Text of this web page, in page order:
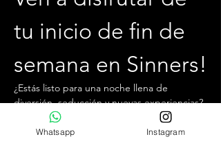
tu inicio de fin de
semana en Sinners!
¿Estás listo para una noche llena de
diversión, seducción y nuevas experiencias?
Te invitamos a unirte a nosotros cada
viernes por la noche, desde las 22:30 hrs
Whatsapp Instagram